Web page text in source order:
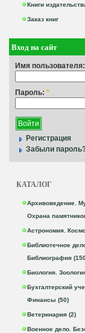
Книги
Заказ книг
Вход на сайт
Имя пользователя:
Пароль: *
Регистрация
Забыли
КАТАЛОГ
Архивоведение.
Охрана
Астрономия.
Библиотечное
Библиография
Биология.
Бухгалтерский
Финансы (50)
Ветеринария (2)
Военное дело.